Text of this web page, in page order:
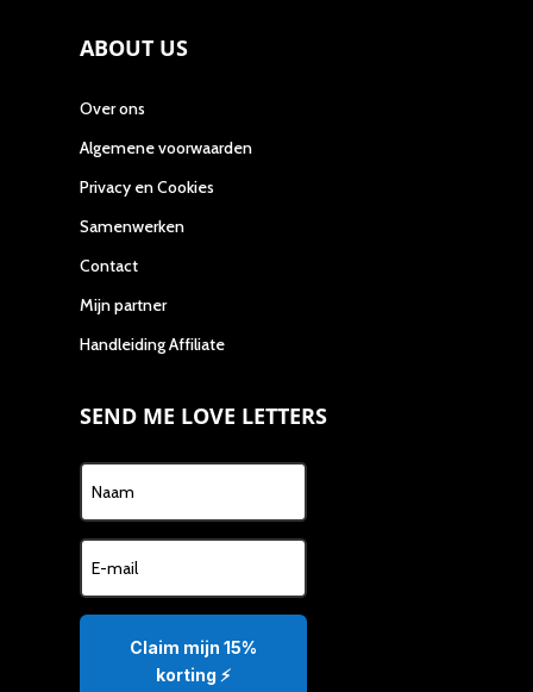
ABOUT US
Over ons
Algemene voorwaarden
Privacy en Cookies
Samenwerken
Contact
Mijn partner
Handleiding Affiliate
SEND ME LOVE LETTERS
Claim mijn 15%
korting ⚡️